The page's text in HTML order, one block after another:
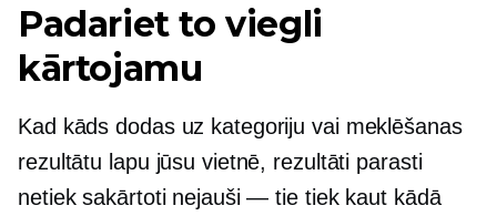
Padariet to viegli
kārtojamu
Kad kāds dodas uz kategoriju vai meklēšanas
rezultātu lapu jūsu vietnē, rezultāti parasti
netiek sakārtoti nejauši — tie tiek kaut kādā